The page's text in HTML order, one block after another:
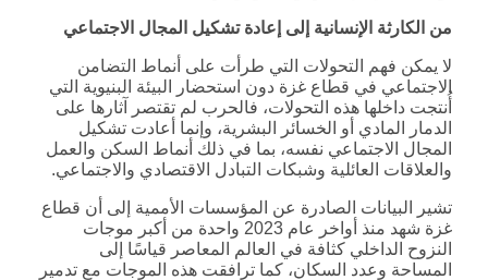
من الكارثة الإنسانية إلى إعادة تشكيل المجال الاجتماعي
لا يمكن فهم التحولات التي طرأت على أنماط التضامن
الاجتماعي في قطاع غزة دون استحضار البيئة البنيوية التي
أُنتجت داخلها هذه التحولات، فالحرب لم تقتصر آثارها على
الدمار المادي أو الخسائر البشرية، وإنما أعادت تشكيل
المجال الاجتماعي نفسه، بما في ذلك أنماط السكن والعمل
والعلاقات العائلية وشبكات التبادل الاقتصادي والاجتماعي.
تشير البيانات الصادرة عن المؤسسات الأممية إلى أن قطاع
غزة شهد منذ أواخر عام 2023 واحدة من أكبر موجات
النزوح الداخلي كثافة في العالم المعاصر قياسًا إلى
المساحة وعدد السكان، كما ترافقت هذه الموجات مع تدمير